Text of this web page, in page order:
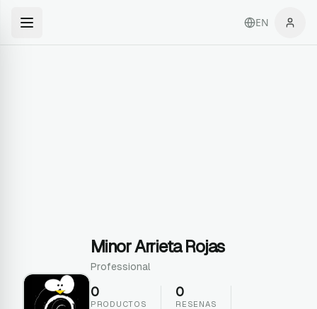
EN
Minor Arrieta Rojas
Professional
0
PRODUCTOS
0
RESENAS